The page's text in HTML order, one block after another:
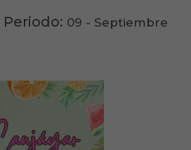
Periodo: 09 - Septiembre